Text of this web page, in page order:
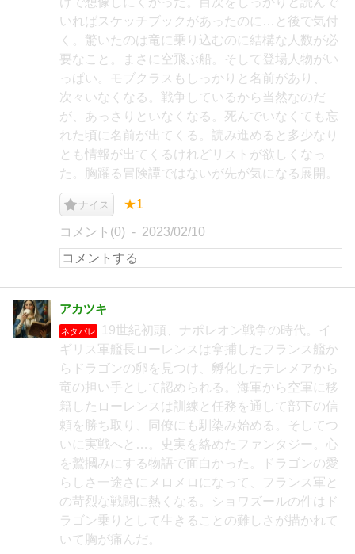
いればスケッチブックがあったのに…と後で気付
く。驚いたのは竜に乗り込むのに結構な人数が必
要なこと。まさに空飛ぶ船。そして登場人物がい
っぱい。モブクラスもしっかりと名前があり、
次々いなくなる。戦争しているから当然なのだ
が、あっさりといなくなる。死んでいなくても忘
れた頃に名前が出てくる。読み進めると多少なり
とも情報が出てくるけれどリストが欲しくなっ
た。胸躍る冒険譚ではないが先が気になる展開。
ナイス ★1
コメント(0) 2023/02/10
アカツキ
ネタバレ
19世紀初頭、ナポレオン戦争の時代。イ
ギリス軍艦長ローレンスは拿捕したフランス艦か
らドラゴンの卵を見つけ、孵化したテレメアから
竜の担い手として認められる。海軍から空軍に移
籍したローレンスは訓練と任務を通して部下の信
頼を勝ち取り、同僚にも馴染み始める。そしてつ
いに実戦へと…。史実を絡めたファンタジー。心
を鷲摑みにする物語で面白かった。ドラゴンの愛
らしさ一途さにメロメロになって、フランス軍と
の苛烈な戦闘に熱くなる。ショワズールの件はド
ラゴン乗りとして生きることの難しさが描かれて
いて胸が痛んだ。